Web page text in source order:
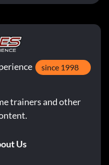
since 1998
trainers and other
Us